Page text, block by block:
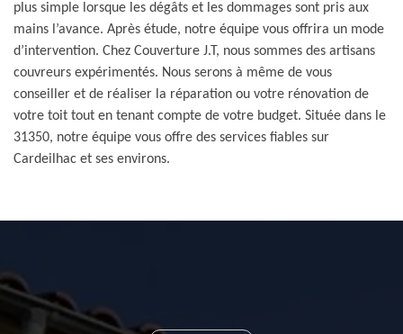
plus simple lorsque les dégâts et les dommages sont pris aux
mains l’avance. Après étude, notre équipe vous offrira un mode
d’intervention. Chez Couverture J.T, nous sommes des artisans
couvreurs expérimentés. Nous serons à même de vous
conseiller et de réaliser la réparation ou votre rénovation de
votre toit tout en tenant compte de votre budget. Située dans le
31350, notre équipe vous offre des services fiables sur
Cardeilhac et ses environs.